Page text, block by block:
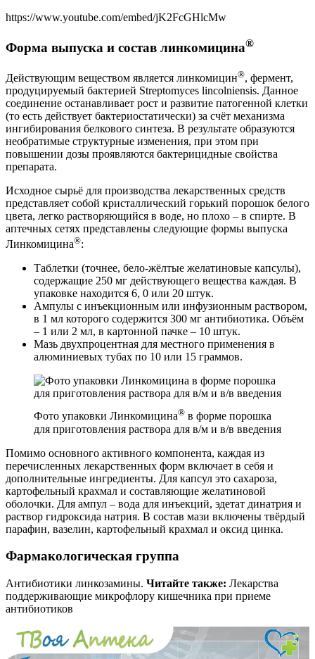
https://www.youtube.com/embed/jK2FcGHlcMw
Форма выпуска и состав линкомицина®
Действующим веществом является линкомицин®, фермент,
продуцируемый бактерией Streptomyces lincolniensis. Данное
соединение останавливает рост и развитие патогенной клетки
(то есть действует бактериостатически) за счёт механизма
ингибирования белкового синтеза. В результате образуются
необратимые структурные изменения, при этом при
повышении дозы проявляются бактерицидные свойства
препарата.
Исходное сырьё для производства лекарственных средств
представляет собой кристаллический горький порошок белого
цвета, легко растворяющийся в воде, но плохо – в спирте. В
аптечных сетях представлены следующие формы выпуска
Линкомицина®:
Таблетки (точнее, бело-жёлтые желатиновые капсулы),
содержащие 250 мг действующего вещества каждая. В
упаковке находится 6, 0 или 20 штук.
Ампулы с инъекционным или инфузионным раствором,
в 1 мл которого содержится 300 мг антибиотика. Объём
– 1 или 2 мл, в картонной пачке – 10 штук.
Мазь двухпроцентная для местного применения в
алюминиевых тубах по 10 или 15 граммов.
Фото упаковки Линкомицина® в форме порошка
для приготовления раствора для в/м и в/в введения
Помимо основного активного компонента, каждая из
перечисленных лекарственных форм включает в себя и
дополнительные ингредиенты. Для капсул это сахароза,
картофельный крахмал и составляющие желатиновой
оболочки. Для ампул – вода для инъекций, эдетат динатрия и
раствор гидроксида натрия. В состав мази включены твёрдый
парафин, вазелин, картофельный крахмал и оксид цинка.
Фармакологическая группа
Антибиотики линкозамины. Читайте также: Лекарства
поддерживающие микрофлору кишечника при приеме
антибиотиков